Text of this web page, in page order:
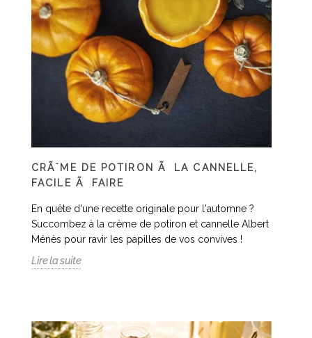
CRÃ¨ME DE POTIRON Ã LA CANNELLE,
FACILE Ã FAIRE
En quête d'une recette originale pour l'automne ?
Succombez à la crème de potiron et cannelle Albert
Ménès pour ravir les papilles de vos convives !
Lire la suite